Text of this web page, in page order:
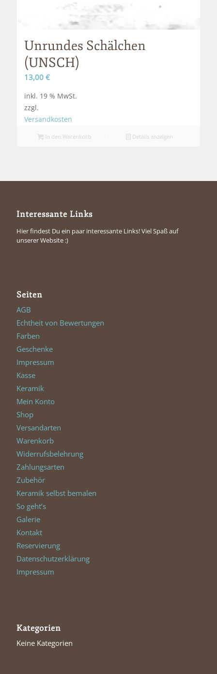
Unrundes Schälchen
(UNSCH)
13,00 €
inkl. 19 % MwSt.
zzgl.
Versandkosten
In den Warenkorb Details anzeigen
Interessante Links
Hier findest Du ein paar interessante Links! Viel Spaß auf
unserer Website :)
Seiten
AGB
Echtheit von Bewertungen
Farben
Geschenke
Impressum
Kasse
Keramik
Mein Konto
Shop
Versandarten
Warenkorb
Widerrufsbelehrung
Zahlungsarten
Zubehör
Keramik selbst bemalen
So geht’s
Galerie
Kontakt
Reservierung
Datenschutzerklärung
Impressum
Kategorien
Keine Kategorien